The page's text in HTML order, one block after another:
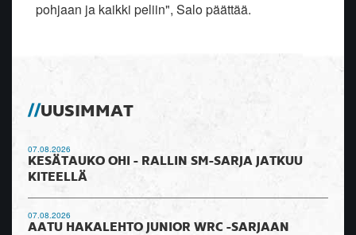
pohjaan ja kaikki peliin", Salo päättää.
UUSIMMAT
07.08.2026
KESÄTAUKO OHI - RALLIN SM-SARJA JATKUU
KITEELLÄ
07.08.2026
AATU HAKALEHTO JUNIOR WRC -SARJAAN